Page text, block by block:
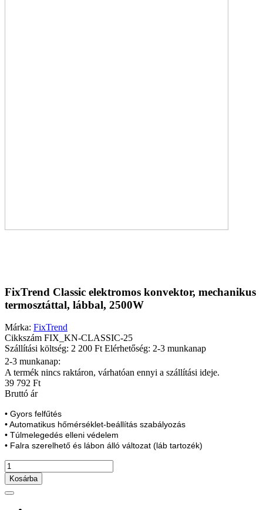
FixTrend Classic elektromos konvektor, mechanikus
termosztáttal, lábbal, 2500W
Márka: FixTrend
Cikkszám FIX_KN-CLASSIC-25
Szállítási költség: 2 200 FtElérhetőség: 2-3 munkanap
2-3 munkanap:
A termék nincs raktáron, várhatóan ennyi a szállítási ideje.
39 792 Ft
Bruttó ár
• Gyors felfűtés
• Automatikus hőmérséklet-beállítás szabályozás
• Túlmelegedés elleni védelem
• Falra szerelhető és lábon álló változat (láb tartozék)
Kosárba